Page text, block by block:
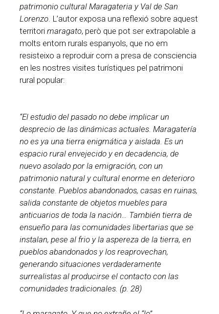
patrimonio cultural Maragateria y Val de San
Lorenzo. L’autor exposa una reflexió sobre aquest
territori maragato, però que pot ser extrapolable a
molts entorn rurals espanyols, que no em
resisteixo a reproduir com a presa de consciencia
en les nostres visites turístiques pel patrimoni
rural popular:
“El estudio del pasado no debe implicar un
desprecio de las dinámicas actuales. Maragatería
no es ya una tierra enigmática y aislada. Es un
espacio rural envejecido y en decadencia, de
nuevo asolado por la emigración, con un
patrimonio natural y cultural enorme en deterioro
constante. Pueblos abandonados, casas en ruinas,
salida constante de objetos muebles para
anticuarios de toda la nación… También tierra de
ensueño para las comunidades libertarias que se
instalan, pese al frio y la aspereza de la tierra, en
pueblos abandonados y los reaprovechan,
generando situaciones verdaderamente
surrealistas al producirse el contacto con las
comunidades tradicionales. (p. 28)